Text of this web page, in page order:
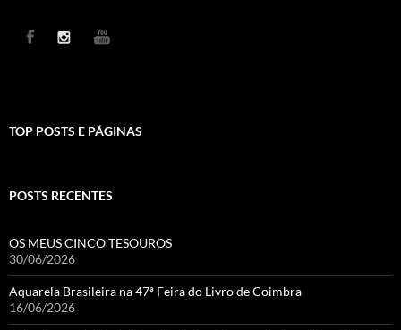
TOP POSTS E PÁGINAS
POSTS RECENTES
OS MEUS CINCO TESOUROS
30/06/2026
Aquarela Brasileira na 47ª Feira do Livro de Coimbra
16/06/2026